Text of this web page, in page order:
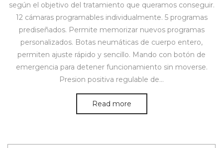
según el objetivo del tratamiento que queramos conseguir.
12 cámaras programables individualmente. 5 programas
prediseñados. Permite memorizar nuevos programas
personalizados. Botas neumáticas de cuerpo entero,
permiten ajuste rápido y sencillo. Mando con botón de
emergencia para detener funcionamiento sin moverse.
Presion positiva regulable de…
Read more